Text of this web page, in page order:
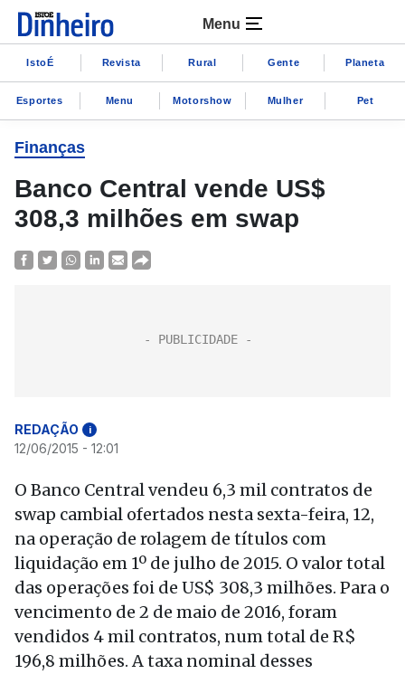
Menu
IstoÉ Revista Rural Gente Planeta
Esportes Menu Motorshow Mulher Pet
Finanças
Banco Central vende US$
308,3 milhões em swap
REDAÇÃO i
12/06/2015 - 12:01
O Banco Central vendeu 6,3 mil contratos de
swap cambial ofertados nesta sexta-feira, 12,
na operação de rolagem de títulos com
liquidação em 1º de julho de 2015. O valor total
das operações foi de US$ 308,3 milhões. Para o
vencimento de 2 de maio de 2016, foram
vendidos 4 mil contratos, num total de R$
196,8 milhões. A taxa nominal desses